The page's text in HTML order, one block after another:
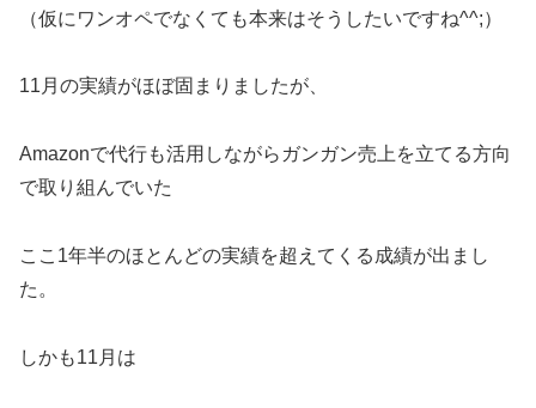
（仮にワンオペでなくても本来はそうしたいですね^^;）
11月の実績がほぼ固まりましたが、
Amazonで代行も活用しながらガンガン売上を立てる方向
で取り組んでいた
ここ1年半のほとんどの実績を超えてくる成績が出まし
た。
しかも11月は